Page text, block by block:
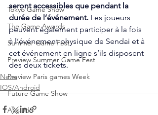
Tokyo Game Show
The Game Awards
Summer Game Fest
Preview Summer Game Fest
Preview Paris games Week
Future Game Show
Avis JdS
seront accessibles que pendant la
durée de l’événement. Les joueurs
peuvent également participer à la fois
à l’événement physique de Sendai et à
cet événement en ligne s’ils disposent
des deux tickets.
News
IOS/Android